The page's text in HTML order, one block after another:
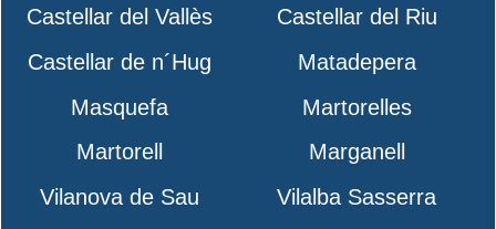
Castellar del Vallès
Castellar del Riu
Castellar de n´Hug
Matadepera
Masquefa
Martorelles
Martorell
Marganell
Vilanova de Sau
Vilalba Sasserra